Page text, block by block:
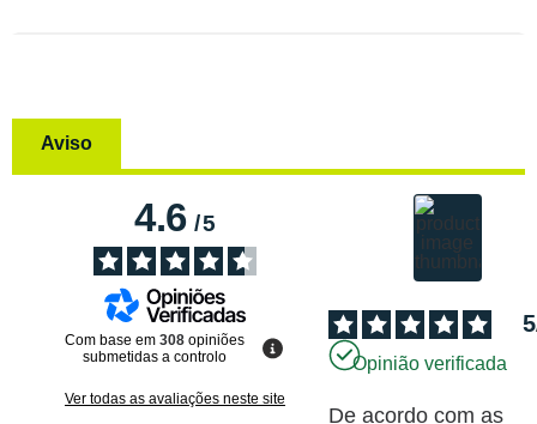
Aviso
4.6/5
Com base em 308 opiniões
submetidas a controlo
Ver todas as avaliações neste site
5
Opinião verificada
De acordo com as